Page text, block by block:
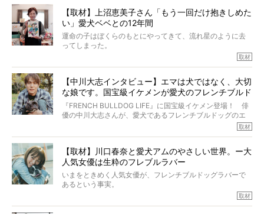
ところが、フレンチブルドッグの桃太郎は9歳で脳腫瘍を発
症し、なんと4年7ヶ月間も生き抜いたのです。旅立ったと
きの年齢は13歳と11ヶ月、レジェンド級のレジェンドでし
た。さらには、治療後3年間は一度も発作が起きなかったと
いいます。
この事実はフレンチブルドッグだけでなく、脳腫瘍と闘う
多くの犬たちに勇気と希望を与えるに違いありません。桃
太郎のオーナーである佐藤さんご夫婦に、治療の選択やケ
アについて詳しくお話しをうかがいました。
【取材】上沼恵美子さん「もう一回だけ抱きしめた
い」愛犬ベベとの12年間
運命の子はぼくらのもとにやってきて、流れ星のように去
ってしまった。
けれども、ぼくらはそのことについて考えたいし、泣き出
り添いたいと思う。
その悲しみをいますぐ解消することはできないが、話をき
いて、泣いたり笑ったりするのもいいだろう。
こんな子だった、こんなにいい子だった、ほんとうに愛し
ていたと。
ぼくらは上沼恵美子さんのご自宅へ伺って、お話をきこう
と思った。
取材
【中川大志インタビュー】エマは犬ではなく、大切
な娘です。国宝級イケメンが愛犬のフレンチブルド
ッグと一緒に登場
『FRENCH BULLDOG LIFE』に国宝級イケメン登場！ 俳
優の中川大志さんが、愛犬であるフレンチブルドッグのエ
マちゃん（2歳の女の子）にメロメロとの情報を聞きつけ、
中川さんを直撃。そのフレブル愛をたっぷり語っていただ
カエピソードが次から次へと飛び出しました。
取材
【取材】川口春奈と愛犬アムのやさしい世界。ー大
人気女優は生粋のフレブルラバー
いまをときめく人気女優が、フレンチブルドッグラバーで
あるという事実。
取材